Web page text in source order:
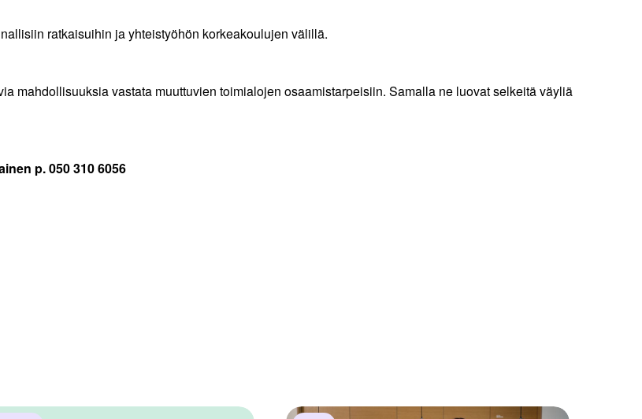
ratkaisuihin ja yhteistyöhön korkeakoulujen välillä.
mahdollisuuksia vastata muuttuvien toimialojen osaamistarpeisiin. Samalla ne luovat selkeitä väyliä
p. 050 310 6056